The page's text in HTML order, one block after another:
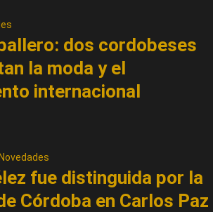
dos cordobeses
la moda y el
internacional
Novedades
fue distinguida por la
Córdoba en Carlos Paz